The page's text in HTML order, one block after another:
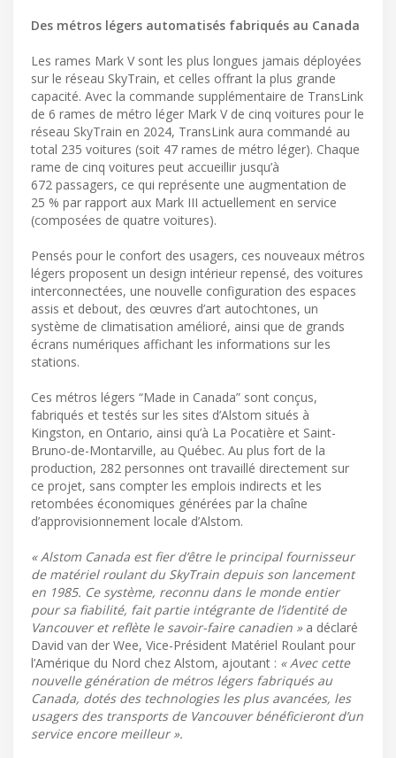
Des métros légers automatisés fabriqués au Canada
Les rames Mark V sont les plus longues jamais déployées
sur le réseau SkyTrain, et celles offrant la plus grande
capacité. Avec la commande supplémentaire de TransLink
de 6 rames de métro léger Mark V de cinq voitures pour le
réseau SkyTrain en 2024, TransLink aura commandé au
total 235 voitures (soit 47 rames de métro léger). Chaque
rame de cinq voitures peut accueillir jusqu’à
672 passagers, ce qui représente une augmentation de
25 % par rapport aux Mark III actuellement en service
(composées de quatre voitures).
Pensés pour le confort des usagers, ces nouveaux métros
légers proposent un design intérieur repensé, des voitures
interconnectées, une nouvelle configuration des espaces
assis et debout, des œuvres d’art autochtones, un
système de climatisation amélioré, ainsi que de grands
écrans numériques affichant les informations sur les
stations.
Ces métros légers “Made in Canada” sont conçus,
fabriqués et testés sur les sites d’Alstom situés à
Kingston, en Ontario, ainsi qu’à La Pocatière et Saint-
Bruno-de-Montarville, au Québec. Au plus fort de la
production, 282 personnes ont travaillé directement sur
ce projet, sans compter les emplois indirects et les
retombées économiques générées par la chaîne
d’approvisionnement locale d’Alstom.
« Alstom Canada est fier d’être le principal fournisseur
de matériel roulant du SkyTrain depuis son lancement
en 1985. Ce système, reconnu dans le monde entier
pour sa fiabilité, fait partie intégrante de l’identité de
Vancouver et reflète le savoir-faire canadien »a déclaré
David van der Wee, Vice-Président Matériel Roulant pour
l’Amérique du Nord chez Alstom, ajoutant : « Avec cette
nouvelle génération de métros légers fabriqués au
Canada, dotés des technologies les plus avancées, les
usagers des transports de Vancouver bénéficieront d’un
service encore meilleur ».